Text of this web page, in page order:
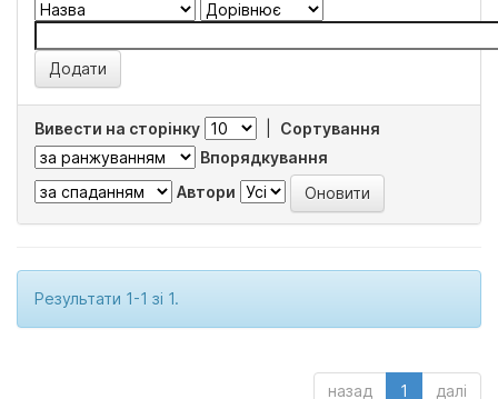
Вивести на сторінку
Сортування
Впорядкування
Автори
Результати 1-1 зі 1.
назад 1 далі